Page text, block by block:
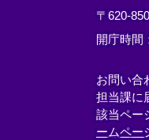
リ
ン
ク
〒620-
開庁時間
お問い合
担当課に
該当ペー
ームペー